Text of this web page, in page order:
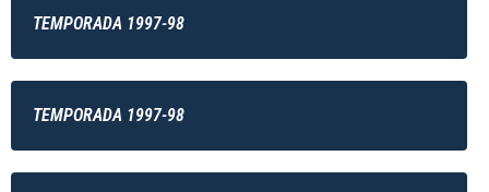
TEMPORADA 1997-98
TEMPORADA 1997-98